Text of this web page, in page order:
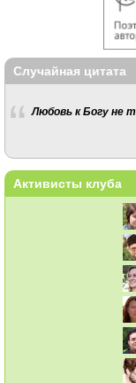
Случайная цитата
Любовь к Богу не
Активисты клуба